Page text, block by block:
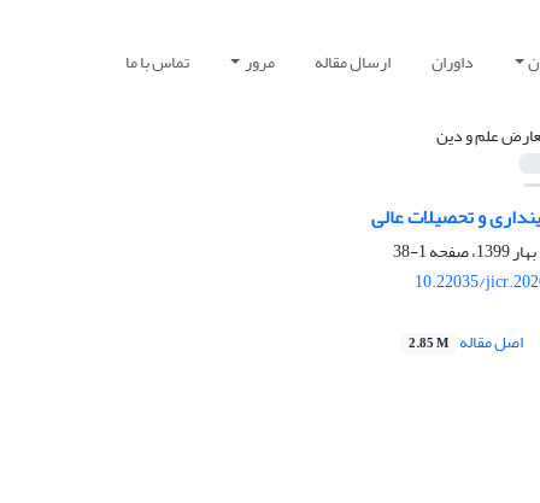
داوران ارسال مقاله مرور تماس با ما
علم و دین
و تحصیلات عالی
1-38
10.22035/
اصل مقاله 2.85 M